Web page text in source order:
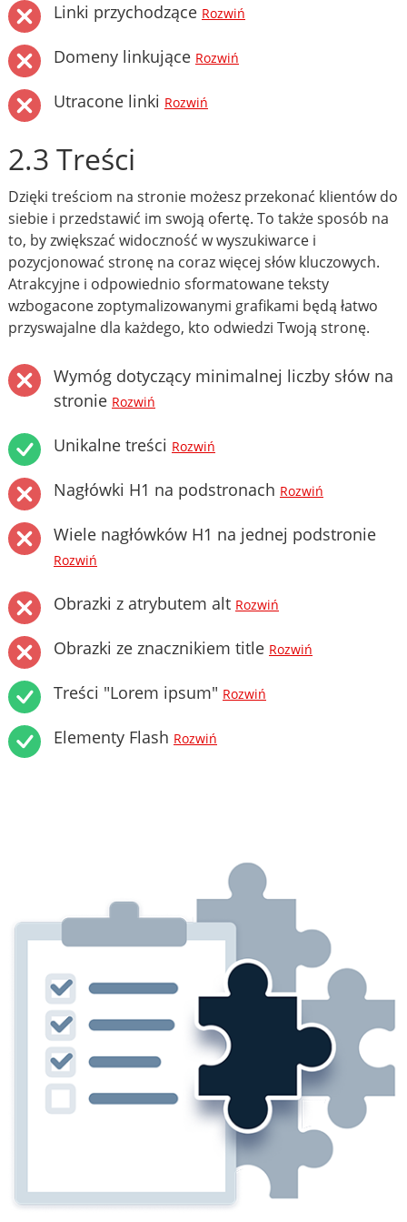
Linki przychodzące Rozwiń
Domeny linkujące Rozwiń
Utracone linki Rozwiń
2.3 Treści
Dzięki treściom na stronie możesz przekonać klientów do
siebie i przedstawić im swoją ofertę. To także sposób na
to, by zwiększać widoczność w wyszukiwarce i
pozycjonować stronę na coraz więcej słów kluczowych.
Atrakcyjne i odpowiednio sformatowane teksty
wzbogacone zoptymalizowanymi grafikami będą łatwo
przyswajalne dla każdego, kto odwiedzi Twoją stronę.
Wymóg dotyczący minimalnej liczby słów na
stronie Rozwiń
Unikalne treści Rozwiń
Nagłówki H1 na podstronach Rozwiń
Wiele nagłówków H1 na jednej podstronie
Rozwiń
Obrazki z atrybutem alt Rozwiń
Obrazki ze znacznikiem title Rozwiń
Treści "Lorem ipsum" Rozwiń
Elementy Flash Rozwiń